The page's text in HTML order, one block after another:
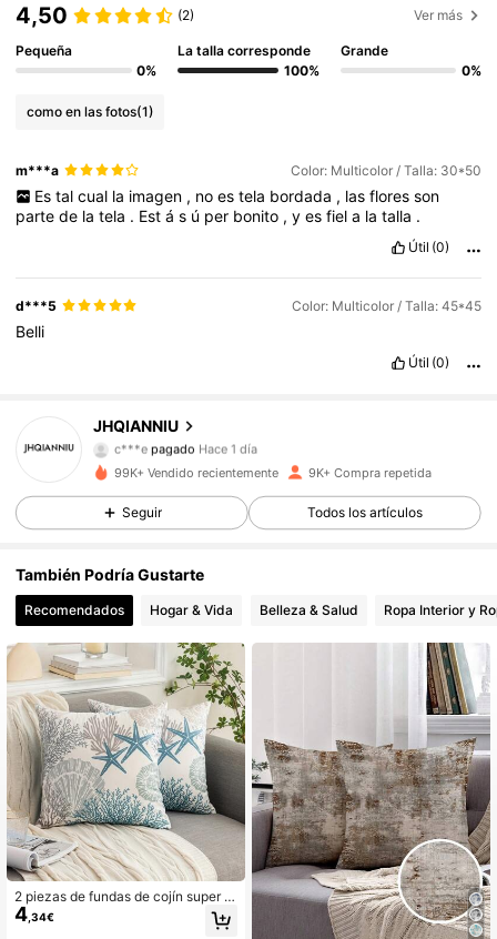
4,50 (2) Ver más
Pequeña
0%
La talla corresponde
100%
Grande
0%
como en las fotos(1)
m***a Color: Multicolor / Talla: 30*50
Es tal cual la imagen , no es tela bordada , las flores son
partede latela . Estás ú per bonito ,yesfiela latalla .
Útil (0)
d***5 Color: Multicolor / Talla: 45*45
Belli
Útil (0)
JHQIANNIU
4,86
7K Seguidores
c***e
pagado Hace 1 día
seguido hace
4,86 7K Seguidores
4,86 7K Seguidores
4,86 7K Seguidores
4,86 7K Seguidores
4,86 7K Seguidores
4,86 7K Seguidores
99K+ Vendido recientemente 9K+ Compra repetida
Seguir Todos los artículos
También Podría Gustarte
Recomendados Hogar & Vida Belleza & Salud Ropa Interior y
2 piezas de fundas de cojín super s
uaves con temática náutica y coste
ra, con diseños de conchas marina
4 ,34€